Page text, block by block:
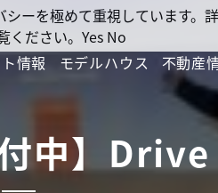
情報 モデルハウス 不動産
中】
ーを極めて重視しています
ください。 Yes No